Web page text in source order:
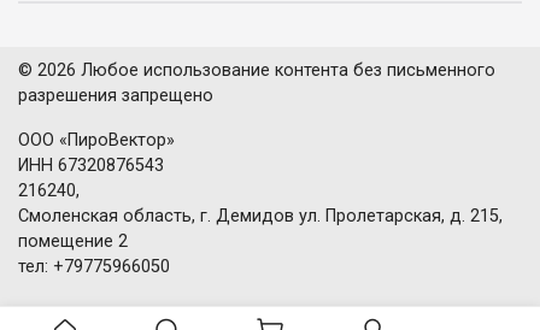
© 2026 Любое использование контента без письменного
разрешения запрещено
ООО «ПироВектор»
ИНН 67320876543
216240,
Смоленская область, г. Демидов ул. Пролетарская, д. 215,
помещение 2
тел: +79775966050